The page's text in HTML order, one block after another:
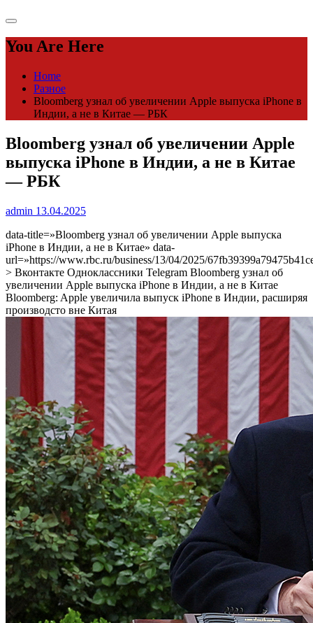
You Are Here
Home
Разное
Bloomberg узнал об увеличении Apple выпуска iPhone в
Индии, а не в Китае — РБК
Bloomberg узнал об увеличении Apple
выпуска iPhone в Индии, а не в Китае
— РБК
admin 13.04.2025
data-title=»Bloomberg узнал об увеличении Apple выпуска
iPhone в Индии, а не в Китае» data-
url=»https://www.rbc.ru/business/13/04/2025/
> Вконтакте Одноклассники Telegram Bloomberg узнал об
увеличении Apple выпуска iPhone в Индии, а не в Китае
Bloomberg: Apple увеличила выпуск iPhone в Индии, расширяя
производсто вне Китая